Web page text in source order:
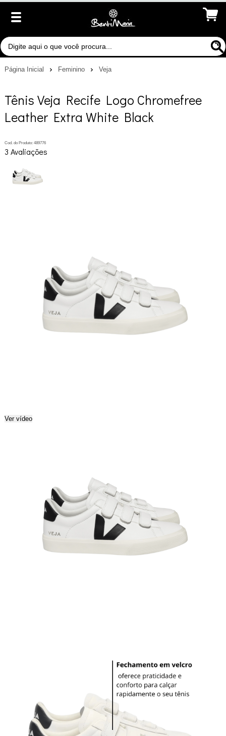
Página Inicial Feminino Veja
Tênis Veja Recife Logo Chromefree
Leather Extra White Black
Cod. do Produto: 489776
3 Avaliações
Ver vídeo